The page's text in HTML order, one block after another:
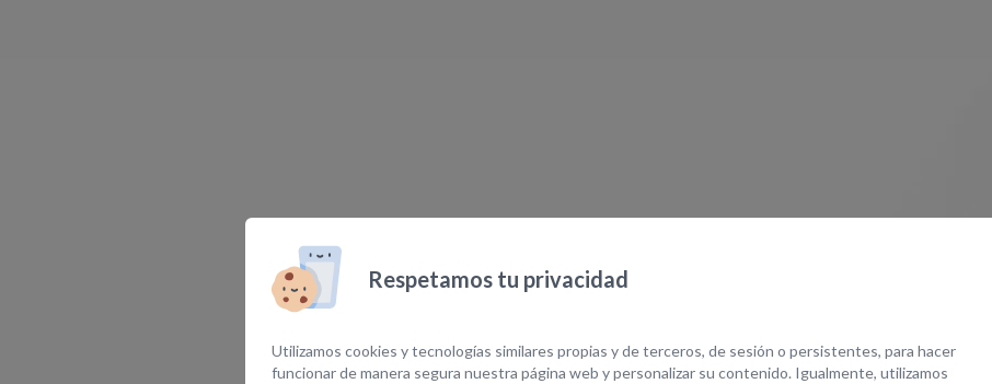
Equipos Relacionados
Respetamos tu privacidad
Utilizamos cookies y tecnologías similares propias y de terceros, de sesión o persistentes, para hacer
funcionar de manera segura nuestra página web y personalizar su contenido. Igualmente, utilizamos